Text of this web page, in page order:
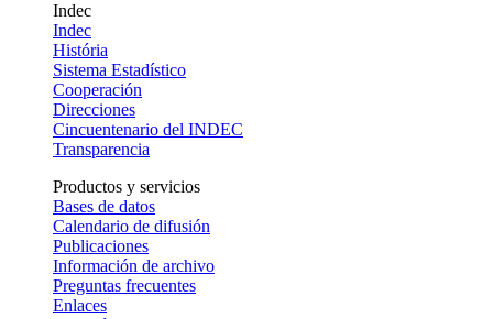
Indec
Indec
História
Sistema Estadístico
Cooperación
Direcciones
Cincuentenario del INDEC
Transparencia
Productos y servicios
Bases de datos
Calendario de difusión
Publicaciones
Información de archivo
Preguntas frecuentes
Enlaces